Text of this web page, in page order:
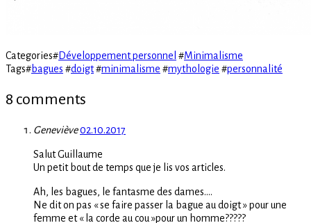
Categories#Développement personnel #Minimalisme
Tags#bagues #doigt#minimalisme #mythologie #personnalité
8 comments
Geneviève02.10.2017
Salut Guillaume
Un petit bout de temps que je lis vos articles.
Ah, les bagues, le fantasme des dames….
Ne dit on pas « se faire passer la bague au doigt » pour une
femme et « la corde au cou »pour un homme?????